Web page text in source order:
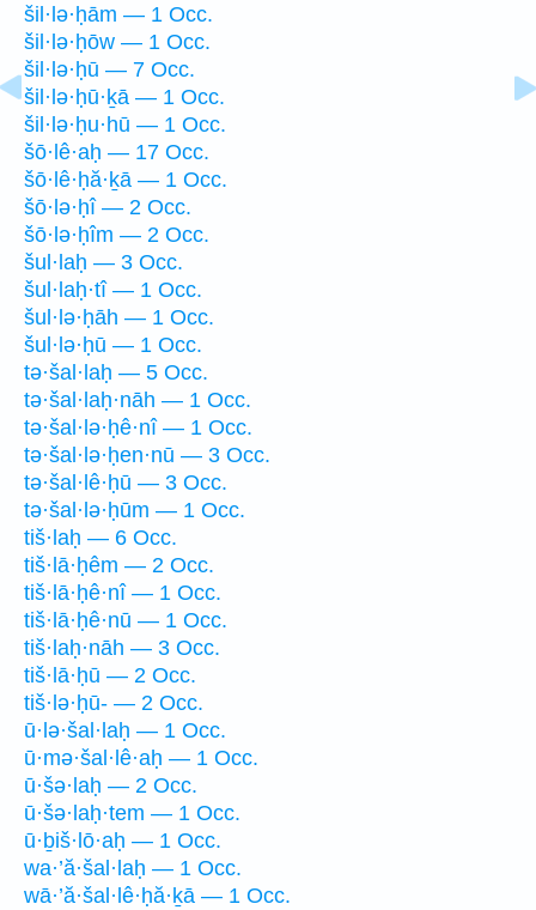
šil·lə·ḥām — 1 Occ.
šil·lə·ḥōw — 1 Occ.
šil·lə·ḥū — 7 Occ.
šil·lə·ḥū·ḵā — 1 Occ.
šil·lə·ḥu·hū — 1 Occ.
šō·lê·aḥ — 17 Occ.
šō·lê·ḥă·ḵā — 1 Occ.
šō·lə·ḥî — 2 Occ.
šō·lə·ḥîm — 2 Occ.
šul·laḥ — 3 Occ.
šul·laḥ·tî — 1 Occ.
šul·lə·ḥāh — 1 Occ.
šul·lə·ḥū — 1 Occ.
tə·šal·laḥ — 5 Occ.
tə·šal·laḥ·nāh — 1 Occ.
tə·šal·lə·ḥê·nî — 1 Occ.
tə·šal·lə·ḥen·nū — 3 Occ.
tə·šal·lê·ḥū — 3 Occ.
tə·šal·lə·ḥūm — 1 Occ.
tiš·laḥ — 6 Occ.
tiš·lā·ḥêm — 2 Occ.
tiš·lā·ḥê·nî — 1 Occ.
tiš·lā·ḥê·nū — 1 Occ.
tiš·laḥ·nāh — 3 Occ.
tiš·lā·ḥū — 2 Occ.
tiš·lə·ḥū- — 2 Occ.
ū·lə·šal·laḥ — 1 Occ.
ū·mə·šal·lê·aḥ — 1 Occ.
ū·šə·laḥ — 2 Occ.
ū·šə·laḥ·tem — 1 Occ.
ū·ḇiš·lō·aḥ — 1 Occ.
wa·’ă·šal·laḥ — 1 Occ.
wā·’ă·šal·lê·ḥă·ḵā — 1 Occ.